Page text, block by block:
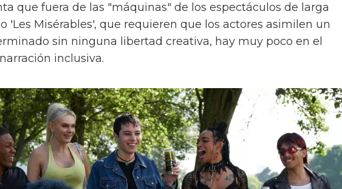
que fuera de las "máquinas" de los espectáculos de larga
'Les Misérables', que requieren que los actores asimilen un
sin ninguna libertad creativa, hay muy poco en el
inclusiva.